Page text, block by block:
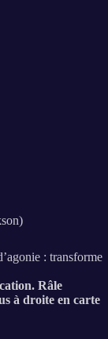
: transforme
Râle
à droite en carte